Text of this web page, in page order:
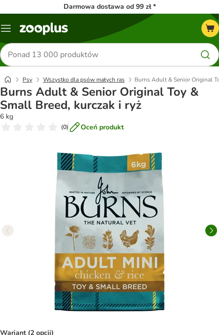
Darmowa dostawa od 99 zł *
Menu
Szukaj
produktów
Psy Wszystko dla psów małych ras Burns Adult & Senior Original
Burns Adult & Senior Original Toy &
Small Breed, kurczak i ryż
6 kg
(0) Oceń produkt
Wariant (2 opcji)